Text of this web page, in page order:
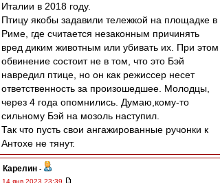
Италии в 2018 году.
Птицу якобы задавили тележкой на площадке в
Риме, где считается незаконным причинять
вред диким животным или убивать их. При этом
обвинение состоит не в том, что это Бэй
навредил птице, но он как режиссер несет
ответственность за произошедшее. Молодцы,
через 4 года опомнились. Думаю,кому-то
сильному Бэй на мозоль наступил.
Так что пусть свои ангажированные ручонки к
Антохе не тянут.
Карелин -
14 янв 2023 23:39